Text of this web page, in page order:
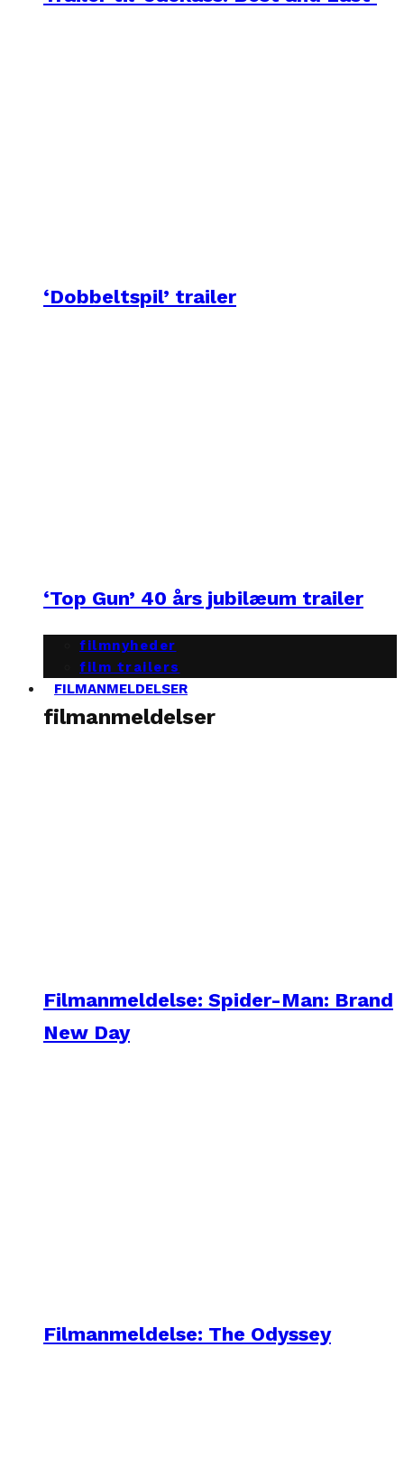
‘Dobbeltspil’ trailer
‘Top Gun’ 40 års jubilæum trailer
filmnyheder
film trailers
FILMANMELDELSER
filmanmeldelser
Filmanmeldelse: Spider-Man: Brand
New Day
Filmanmeldelse: The Odyssey